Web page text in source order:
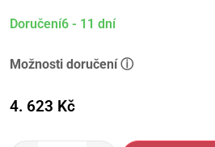
Doručení6 - 11 dní
Možnosti doručení ⓘ
4. 623 Kč